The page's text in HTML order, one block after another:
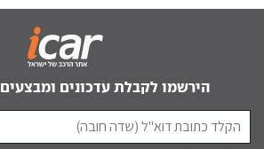
הירשמו לקבלת עדכונים